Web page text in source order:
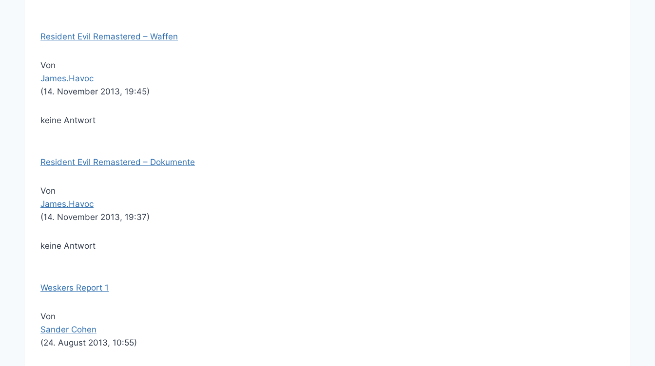
Resident Evil Remastered – Waffen
Von
James.Havoc
(14. November 2013, 19:45)
keine Antwort
Resident Evil Remastered – Dokumente
Von
James.Havoc
(14. November 2013, 19:37)
keine Antwort
Weskers Report 1
Von
Sander Cohen
(24. August 2013, 10:55)